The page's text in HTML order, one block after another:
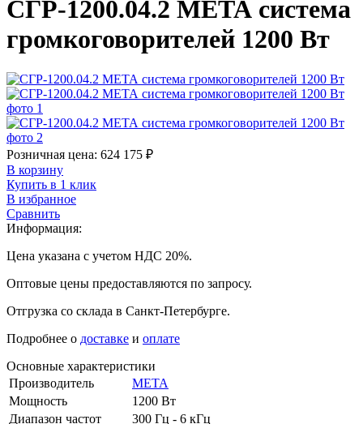
СГР-1200.04.2 МЕТА система
громкоговорителей 1200 Вт
Розничная цена: 624 175 ₽
В корзину
Купить в 1 клик
В избранное
Сравнить
Информация:
Цена указана с учетом НДС 20%.
Оптовые цены предоставляются по запросу.
Отгрузка со склада в Санкт-Петербурге.
Подробнее о доставке и оплате
Основные характеристики
Производитель
МЕТА
Мощность
1200 Вт
Диапазон частот
300 Гц - 6 кГц